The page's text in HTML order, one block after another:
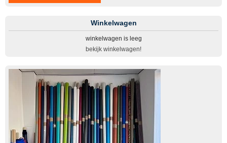
Winkelwagen
winkelwagen is leeg
bekijk winkelwagen!